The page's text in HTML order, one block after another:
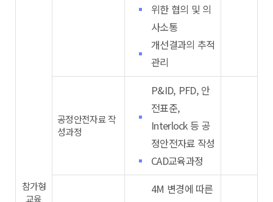
참가형
교육
위한 협의 및 의
사소통
개선결과의 추적
관리
공정안전자료 작
성과정
P&ID, PFD, 안
전표준,
Interlock 등 공
정안전자료 작성
CAD교육과정
4M 변경에 따른